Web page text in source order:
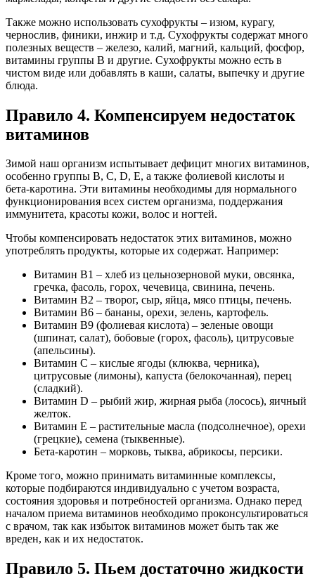
Также можно использовать сухофрукты – изюм, курагу,
чернослив, финики, инжир и т.д. Сухофрукты содержат много
полезных веществ – железо, калий, магний, кальций, фосфор,
витамины группы B и другие. Сухофрукты можно есть в
чистом виде или добавлять в каши, салаты, выпечку и другие
блюда.
Правило 4. Компенсируем недостаток
витаминов
Зимой наш организм испытывает дефицит многих витаминов,
особенно группы B, C, D, E, а также фолиевой кислоты и
бета-каротина. Эти витамины необходимы для нормального
функционирования всех систем организма, поддержания
иммунитета, красоты кожи, волос и ногтей.
Чтобы компенсировать недостаток этих витаминов, можно
употреблять продукты, которые их содержат. Например:
Витамин B1 – хлеб из цельнозерновой муки, овсянка,
гречка, фасоль, горох, чечевица, свинина, печень.
Витамин B2 – творог, сыр, яйца, мясо птицы, печень.
Витамин B6 – бананы, орехи, зелень, картофель.
Витамин B9 (фолиевая кислота) – зеленые овощи
(шпинат, салат), бобовые (горох, фасоль), цитрусовые
(апельсины).
Витамин C – кислые ягоды (клюква, черника),
цитрусовые (лимоны), капуста (белокочанная), перец
(сладкий).
Витамин D – рыбий жир, жирная рыба (лосось), яичный
желток.
Витамин E – растительные масла (подсолнечное), орехи
(грецкие), семена (тыквенные).
Бета-каротин – морковь, тыква, абрикосы, персики.
Кроме того, можно принимать витаминные комплексы,
которые подбираются индивидуально с учетом возраста,
состояния здоровья и потребностей организма. Однако перед
началом приема витаминов необходимо проконсультироваться
с врачом, так как избыток витаминов может быть так же
вреден, как и их недостаток.
Правило 5. Пьем достаточно жидкости